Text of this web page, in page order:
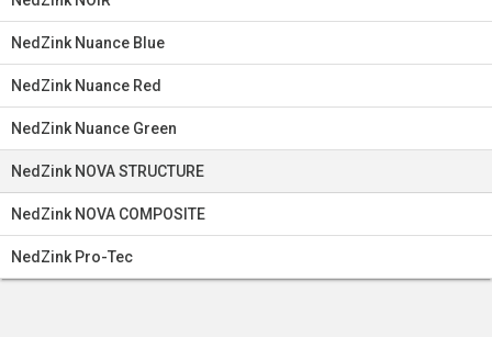
NedZink Nuance Blue
NedZink Nuance Red
NedZink Nuance Green
NedZink NOVA STRUCTURE
NedZink NOVA COMPOSITE
NedZink Pro-Tec